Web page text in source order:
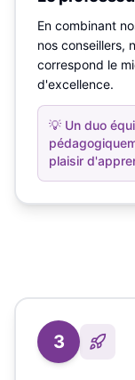
En combinant
nos conseillers,
correspond le
d'excellence.
💡 Un duo
plaisir
3